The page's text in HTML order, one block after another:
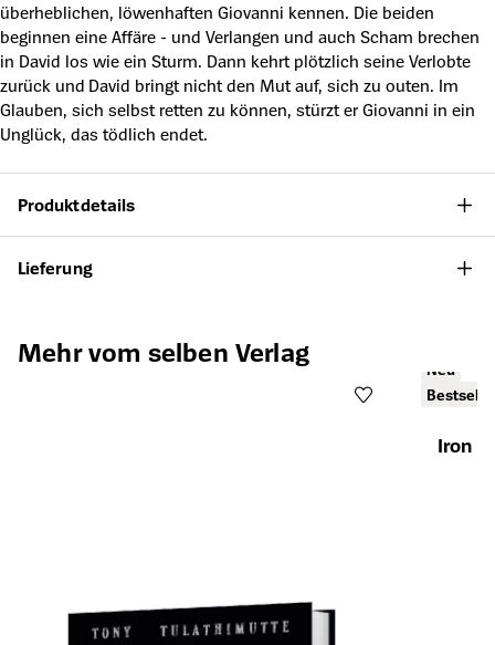
überheblichen, löwenhaften Giovanni kennen. Die beiden
beginnen eine Affäre - und Verlangen und auch Scham brechen
in David los wie ein Sturm. Dann kehrt plötzlich seine Verlobte
zurück und David bringt nicht den Mut auf, sich zu outen. Im
Glauben, sich selbst retten zu können, stürzt er Giovanni in ein
Unglück, das tödlich endet.
Produktdetails
Lieferung
Produktgalerie überspringen
Mehr vom selben Verlag
Neu
Iron